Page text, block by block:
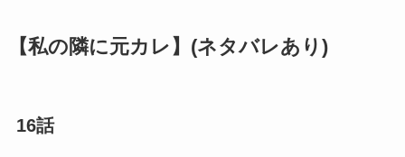
【私の隣に元カレ】(ネタバレあり)
16話